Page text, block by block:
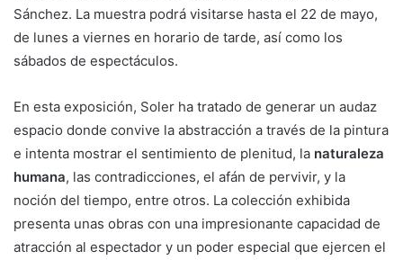
Sánchez. La muestra podrá visitarse hasta el 22 de mayo,
de lunes a viernes en horario de tarde, así como los
sábados de espectáculos.
En esta exposición, Soler ha tratado de generar un audaz
espacio donde convive la abstracción a través de la pintura
e intenta mostrar el sentimiento de plenitud, la naturaleza
humana, las contradicciones, el afán de pervivir, y la
noción del tiempo, entre otros. La colección exhibida
presenta unas obras con una impresionante capacidad de
atracción al espectador y un poder especial que ejercen el